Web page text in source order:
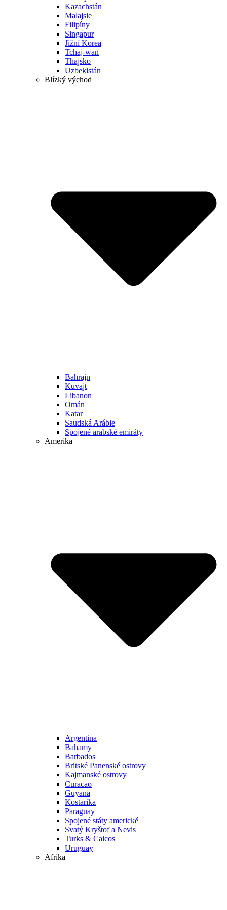
Kazachstán
Malajsie
Filipíny
Singapur
Jižní Korea
Tchaj-wan
Thajsko
Uzbekistán
Blízký východ
Bahrajn
Kuvajt
Libanon
Omán
Katar
Saudská Arábie
Spojené arabské emiráty
Amerika
Argentina
Bahamy
Barbados
Britské Panenské ostrovy
Kajmanské ostrovy
Curacao
Guyana
Kostarika
Paraguay
Spojené státy americké
Svatý Kryštof a Nevis
Turks & Caicos
Uruguay
Afrika